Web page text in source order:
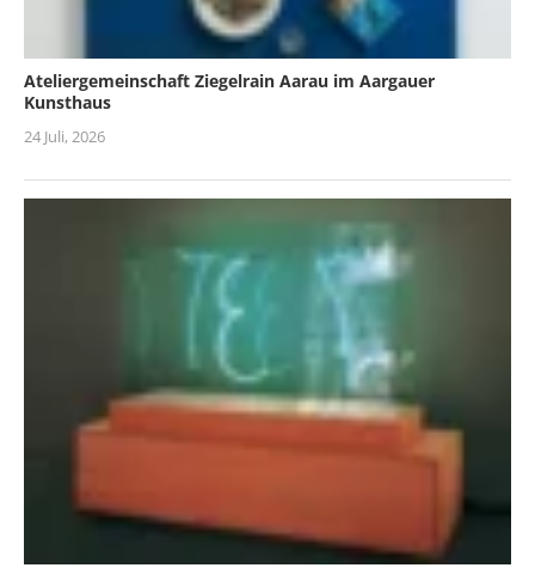
Ateliergemeinschaft Ziegelrain Aarau im Aargauer
Kunsthaus
24 Juli, 2026